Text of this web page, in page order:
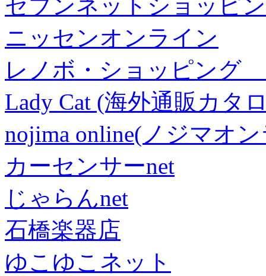
セブンネットショッピ
ニッセンオンライン
レノボ・ショッピング
Lady Cat (海外通販カタ
nojima online(ノジマオ
カーセンサーnet
じゃらんnet
石橋楽器店
ゆこゆこネット